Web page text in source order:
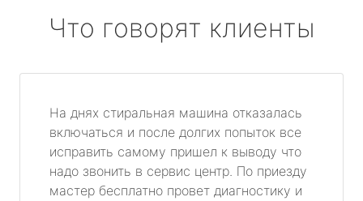
Что говорят клиенты
На днях стиральная машина отказалась
включаться и после долгих попыток все
исправить самому пришел к выводу что
надо звонить в сервис центр. По приезду
мастер бесплатно провет диагностику и